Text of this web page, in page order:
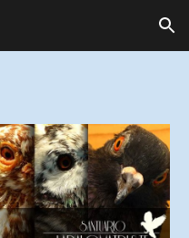
Skip to navigation